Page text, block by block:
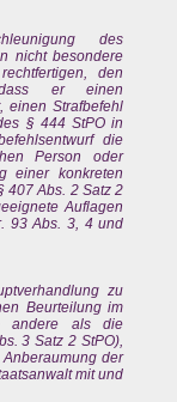
des
nicht besondere
den
er einen
einen Strafbefehl
§ 444 StPO in
die
Person oder
einer konkreten
407 Abs. 2 Satz 2
Auflagen
93 Abs. 3, 4 und
zu
Beurteilung im
andere als die
3 Satz 2 StPO),
der
mit und